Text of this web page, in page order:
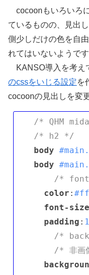
cocoonもいろいろ
ているものの、見出
側少しだけの色を自
れてはいないようです
KANSO導入を考え
のcssをいじる設定を
cocoonの見出しを変
/* QHM
/* h2 */
body
#main
body
#main
/*
color :
font-size
padding :
/*
/* 非画